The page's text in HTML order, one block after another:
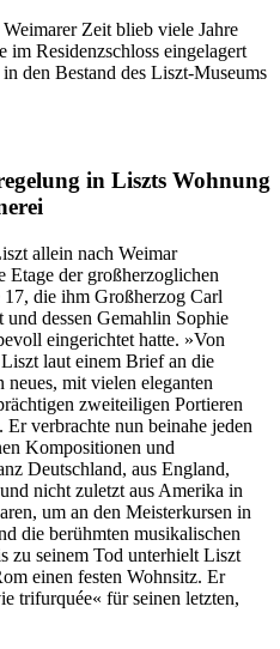
Zeit blieb viele Jahre
Residenzschloss eingelagert
den Bestand des Liszt-Museums
in Liszts Wohnung
allein nach Weimar
Etage der großherzoglichen
die ihm Großherzog Carl
dessen Gemahlin Sophie
eingerichtet hatte. »Von
laut einem Brief an die
mit vielen eleganten
zweiteiligen Portieren
verbrachte nun beinahe jeden
Kompositionen und
Deutschland, aus England,
nicht zuletzt aus Amerika in
um an den Meisterkursen in
die berühmten musikalischen
zu seinem Tod unterhielt Liszt
einen festen Wohnsitz. Er
trifurquée« für seinen letzten,